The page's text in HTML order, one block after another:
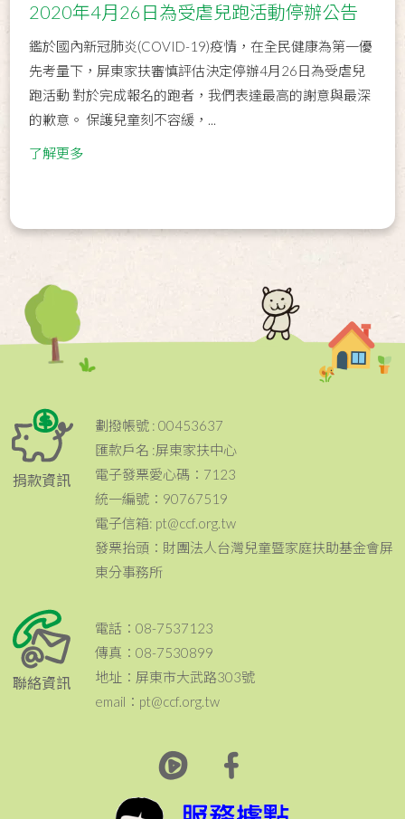
2020年4月26日為受虐兒跑活動停辦公告
鑑於國內新冠肺炎(COVID-19)疫情，在全民健康為第一優
先考量下，屏東家扶審慎評估決定停辦4月26日為受虐兒
跑活動 對於完成報名的跑者，我們表達最高的謝意與最深
的歉意。 保護兒童刻不容緩，...
了解更多
捐款資訊
劃撥帳號 : 00453637
匯款戶名 :屏東家扶中心
電子發票愛心碼：7123
統一編號：90767519
電子信箱: pt@ccf.org.tw
發票抬頭：財團法人台灣兒童暨家庭扶助基金會屏
東分事務所
聯絡資訊
電話：08-7537123
傳真：08-7530899
地址：屏東市大武路303號
email：pt@ccf.org.tw